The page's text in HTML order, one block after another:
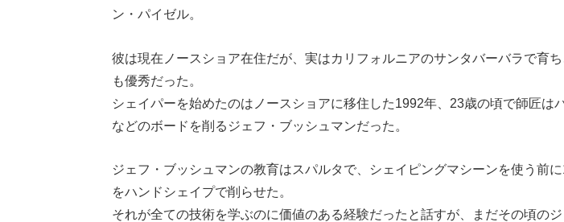
ン・パイゼル。
彼は現在ノースショア在住だが、実はカリフォルニアのサンタバーバラで育
も優秀だった。
シェイパーを始めたのはノースショアに移住した1992年、23歳の頃で師匠は
などのボードを削るジェフ・ブッシュマンだった。
ジェフ・ブッシュマンの教育はスパルタで、シェイピングマシーンを使う前
をハンドシェイプで削らせた。
それが全ての技術を学ぶのに価値のある経験だったと話すが、まだその頃の